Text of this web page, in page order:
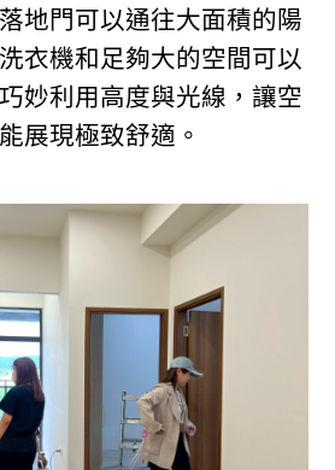
地門可以通往大面積的陽
衣機和足夠大的空間可以
妙利用高度與光線，讓空
展現極致舒適。